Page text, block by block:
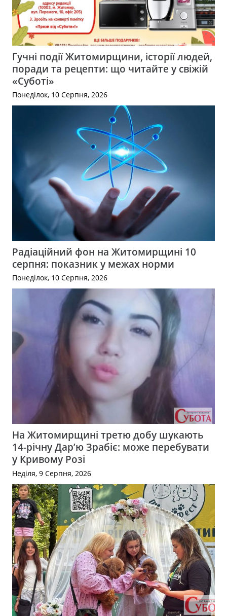
Гучні події Житомирщини, історії людей,
поради та рецепти: що читайте у свіжій
«Суботі»
Понеділок, 10 Серпня, 2026
Радіаційний фон на Житомирщині 10
серпня: показник у межах норми
Понеділок, 10 Серпня, 2026
На Житомирщині третю добу шукають
14-річну Дар’ю Зрабіє: може перебувати
у Кривому Розі
Неділя, 9 Серпня, 2026